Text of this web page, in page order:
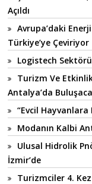
Açıldı
Avrupa’daki
Türkiye’ye Çeviriyor
Logistech
Turizm Ve
Antalya’da
“Evcil Hayvanlara
Modanın Kalbi
Ulusal Hidrolik
İzmir’de
Turizmciler 4.